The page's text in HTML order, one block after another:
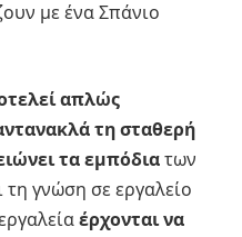
με ένα Σπάνιο
απλώς
τη σταθερή
τα εμπόδια των
τη γνώση σε εργαλείο
έρχονται να